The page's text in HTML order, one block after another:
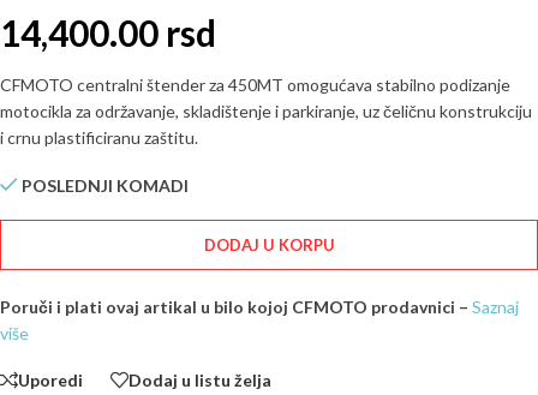
14,400.00 rsd
CFMOTO centralni štender za 450MT omogućava stabilno podizanje
motocikla za održavanje, skladištenje i parkiranje, uz čeličnu konstrukciju
i crnu plastificiranu zaštitu.
POSLEDNJI KOMADI
DODAJ U KORPU
Poruči i plati ovaj artikal u bilo kojoj CFMOTO prodavnici – Saznaj
više
Uporedi Dodaj u listu želja